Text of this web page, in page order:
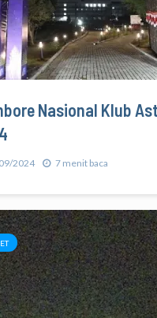
Nasional Klub
2024 7 menit baca